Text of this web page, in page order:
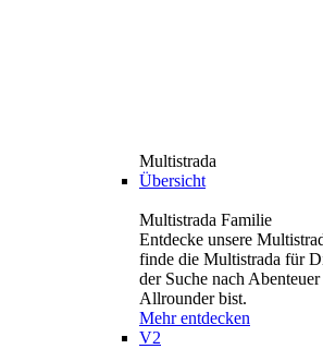
Multistrada
Übersicht
Multistrada Familie
Entdecke unsere
finde die Multistrada für
der Suche nach
Allrounder bist.
Mehr entdecken
V2